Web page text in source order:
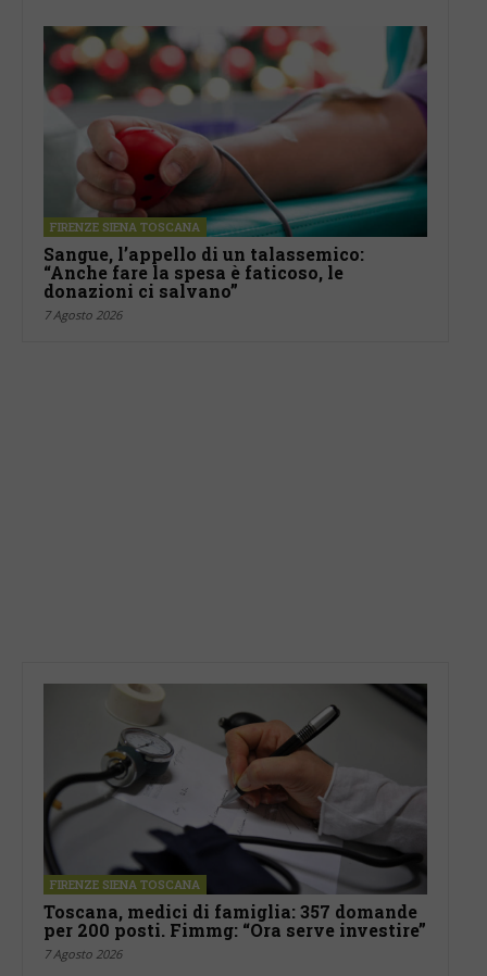
FIRENZE SIENA TOSCANA
Sangue, l’appello di un talassemico:
“Anche fare la spesa è faticoso, le
donazioni ci salvano”
7 Agosto 2026
FIRENZE SIENA TOSCANA
Toscana, medici di famiglia: 357 domande
per 200 posti. Fimmg: “Ora serve investire”
7 Agosto 2026